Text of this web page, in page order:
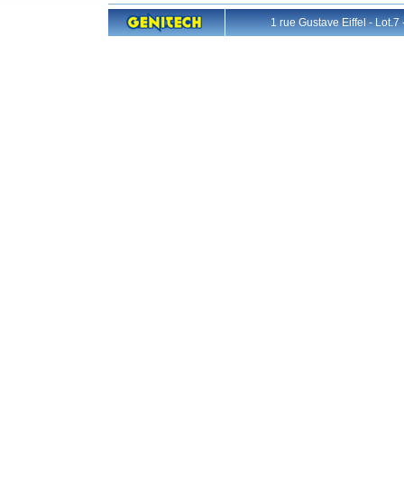
1 rue Gustave Eiffel -